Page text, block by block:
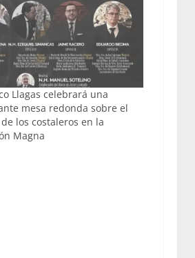
Llagas celebrará una
mesa redonda sobre el
los costaleros en la
Magna